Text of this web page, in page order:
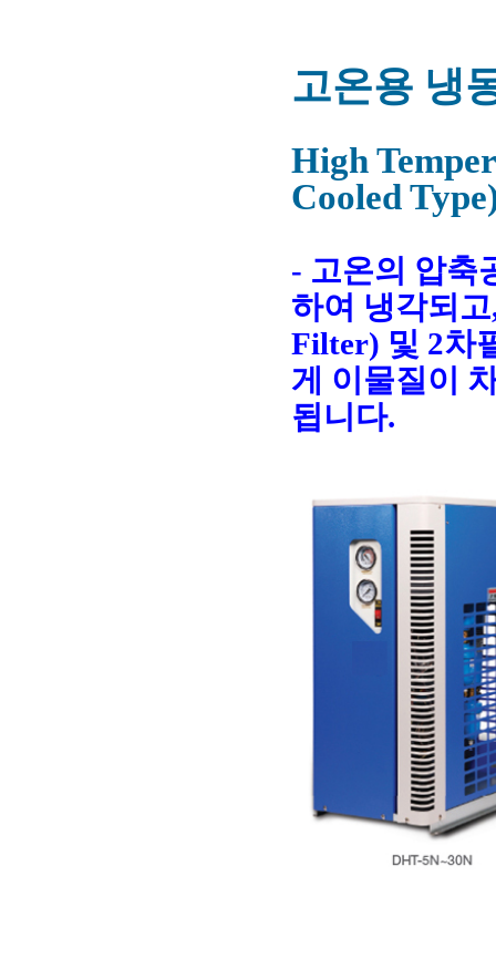
고온용 냉
High
Cooled
- 고온의 압축
하여 냉각되
Filter) 및 2차
게 이물질이
됩니다.